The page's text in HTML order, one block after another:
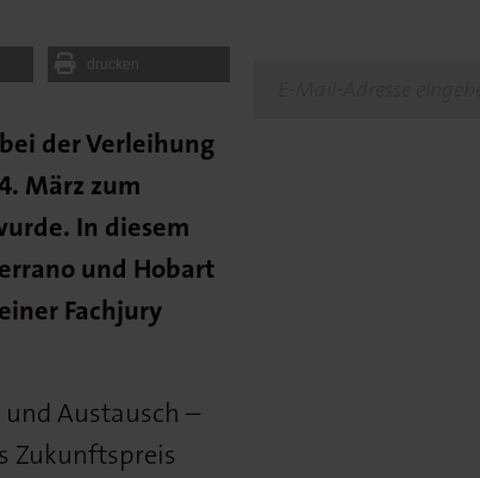
drucken
der Verleihung
März zum
In diesem
und Hobart
Fachjury
Austausch –
Zukunftspreis